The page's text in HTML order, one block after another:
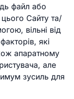
файл або
Сайту та/
вільні від
які
апаратному
але
зусиль для